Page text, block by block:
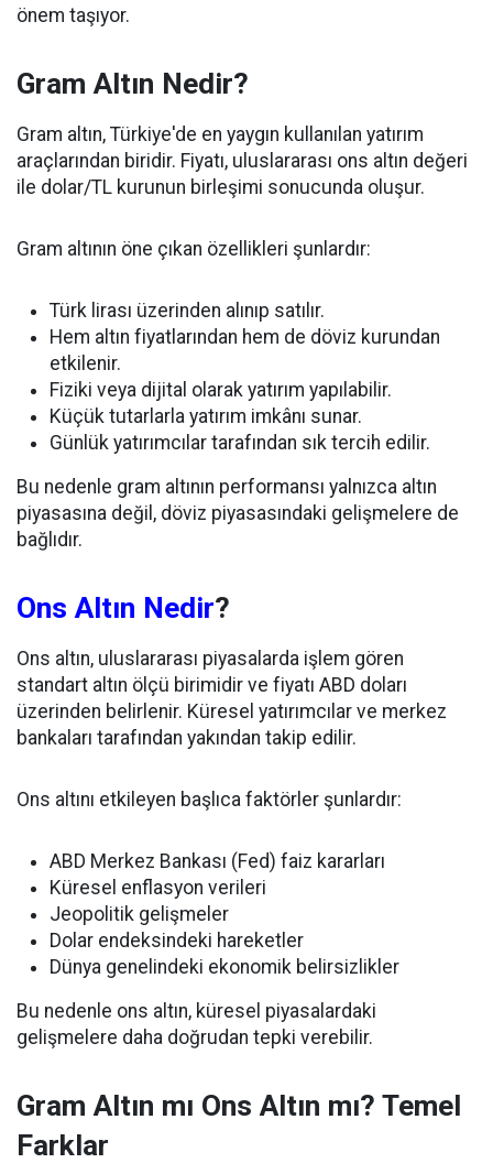
önem taşıyor.
Gram Altın Nedir?
Gram altın, Türkiye'de en yaygın kullanılan yatırım
araçlarından biridir. Fiyatı, uluslararası ons altın değeri
ile dolar/TL kurunun birleşimi sonucunda oluşur.
Gram altının öne çıkan özellikleri şunlardır:
Türk lirası üzerinden alınıp satılır.
Hem altın fiyatlarından hem de döviz kurundan
etkilenir.
Fiziki veya dijital olarak yatırım yapılabilir.
Küçük tutarlarla yatırım imkânı sunar.
Günlük yatırımcılar tarafından sık tercih edilir.
Bu nedenle gram altının performansı yalnızca altın
piyasasına değil, döviz piyasasındaki gelişmelere de
bağlıdır.
Ons Altın Nedir?
Ons altın, uluslararası piyasalarda işlem gören
standart altın ölçü birimidir ve fiyatı ABD doları
üzerinden belirlenir. Küresel yatırımcılar ve merkez
bankaları tarafından yakından takip edilir.
Ons altını etkileyen başlıca faktörler şunlardır:
ABD Merkez Bankası (Fed) faiz kararları
Küresel enflasyon verileri
Jeopolitik gelişmeler
Dolar endeksindeki hareketler
Dünya genelindeki ekonomik belirsizlikler
Bu nedenle ons altın, küresel piyasalardaki
gelişmelere daha doğrudan tepki verebilir.
Gram Altın mı Ons Altın mı? Temel
Farklar